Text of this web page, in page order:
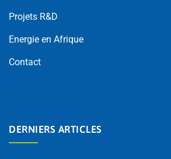
Projets R&D
Energie en Afrique
Contact
DERNIERS ARTICLES